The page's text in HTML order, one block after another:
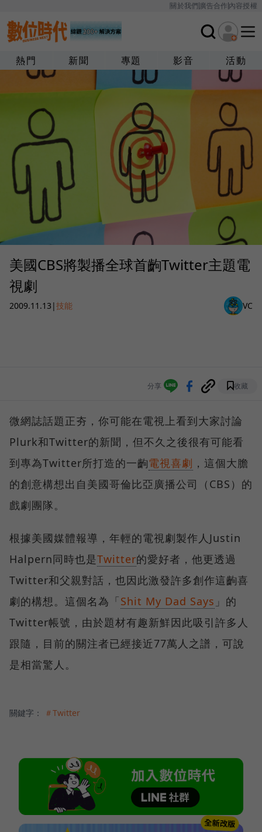
關於我們廣告合作內容授權
熱門 新聞 專題 影音 活動
美國CBS將製播全球首齣Twitter主題電
視劇
2009.11.13 |技能 VC
分享 收藏
微網誌話題正夯，你可能在電視上看到大家討論
Plurk和Twitter的新聞，但不久之後很有可能看
到專為Twitter所打造的一齣電視喜劇 ，這個大膽
的創意構想出自美國哥倫比亞廣播公司（CBS）的
戲劇團隊。
根據美國媒體報導，年輕的電視劇製作人Justin
Halpern同時也是Twitter的愛好者，他更透過
Twitter和父親對話，也因此激發許多創作這齣喜
劇的構想。這個名為「Shit My Dad Says 」的
Twitter帳號，由於題材有趣新鮮因此吸引許多人
跟隨，目前的關注者已經接近77萬人之譜，可說
是相當驚人。
關鍵字： ＃Twitter